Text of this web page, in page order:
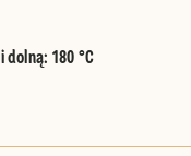
dolną: 180 °C